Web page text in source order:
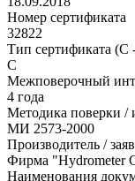
Номер сертификата
32822
Тип сертификата (C
С
Межповерочный
4 года
Методика поверки /
МИ 2573-2000
Производитель /
Фирма "Hydrometer
Наименования